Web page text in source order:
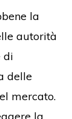
la
autorità
di
delle
mercato.